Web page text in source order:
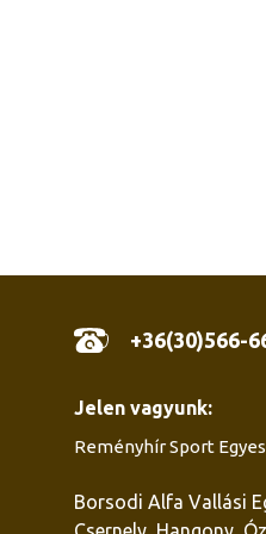
+36(30)566-
Jelen vagyunk:
Reményhír Sport
Borsodi Alfa Vallási